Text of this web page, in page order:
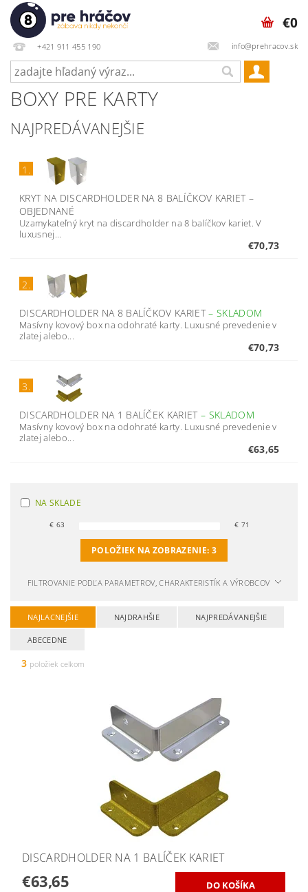
+421 911 455 190 info@prehracov.sk
€0
BOXY PRE KARTY
NAJPREDÁVANEJŠIE
1.
KRYT NA DISCARDHOLDER NA 8 BALÍČKOV KARIET –
OBJEDNANÉ
Uzamykateľný kryt na discardholder na 8 balíčkov kariet. V
luxusnej...
€70,73
2.
DISCARDHOLDER NA 8 BALÍČKOV KARIET– SKLADOM
Masívny kovový box na odohraté karty. Luxusné prevedenie v
zlatej alebo...
€70,73
3.
DISCARDHOLDER NA 1 BALÍČEK KARIET– SKLADOM
Masívny kovový box na odohraté karty. Luxusné prevedenie v
zlatej alebo...
€63,65
NA SKLADE
€ 63 € 71
POLOŽIEK NA ZOBRAZENIE: 3
FILTROVANIE PODĽA PARAMETROV, CHARAKTERISTÍK A VÝROBCOV
NAJLACNEJŠIE NAJDRAHŠIE NAJPREDÁVANEJŠIE
ABECEDNE
3 položiek celkom
DISCARDHOLDER NA 1 BALÍČEK KARIET
€63,65